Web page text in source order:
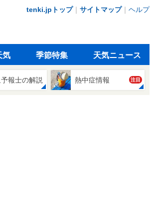
tenki.jpトップ｜ サイトマップ｜ ヘルプ
気 季節特集 天気ニュース
報士の解説 熱中症情報 注目